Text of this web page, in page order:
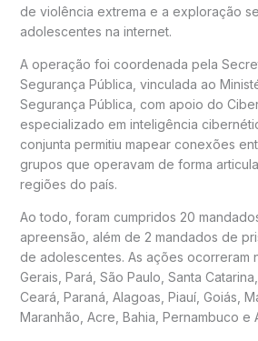
de violência extrema e a exploração
adolescentes na internet.
A operação foi coordenada pela
Segurança Pública, vinculada ao
Segurança Pública , com apoio do
especializado em inteligência
conjunta permitiu mapear conexões
grupos que operavam de forma
regiões do país.
Ao todo, foram cumpridos 20
apreensão, além de 2 mandados de
de adolescentes. As ações ocorreram
Gerais, Pará, São Paulo, Santa
Ceará, Paraná, Alagoas, Piauí, Goiás,
Maranhão, Acre, Bahia, Pernambuco e